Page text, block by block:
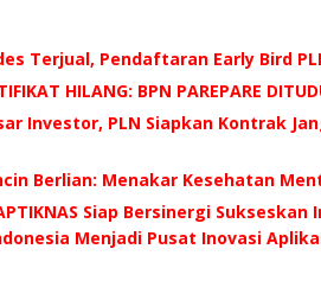
Terjual, Pendaftaran Early Bird
HILANG: BPN PAREPARE
Investor, PLN Siapkan Kontrak
Berlian: Menakar Kesehatan
Siap Bersinergi
Menjadi Pusat Inovasi